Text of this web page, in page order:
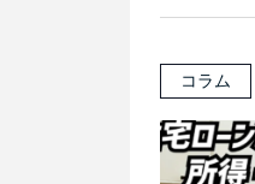
コラム